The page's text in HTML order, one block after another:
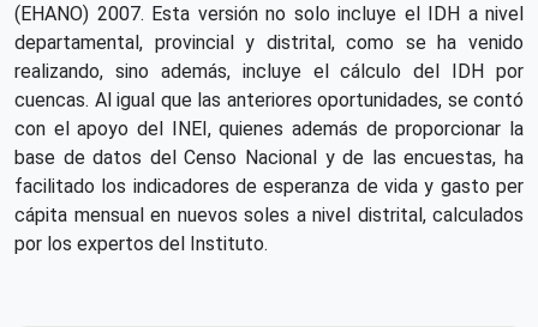
(EHANO) 2007. Esta versión no solo incluye el IDH a nivel
departamental, provincial y distrital, como se ha venido
realizando, sino además, incluye el cálculo del IDH por
cuencas. Al igual que las anteriores oportunidades, se contó
con el apoyo del INEI, quienes además de proporcionar la
base de datos del Censo Nacional y de las encuestas, ha
facilitado los indicadores de esperanza de vida y gasto per
cápita mensual en nuevos soles a nivel distrital, calculados
por los expertos del Instituto.